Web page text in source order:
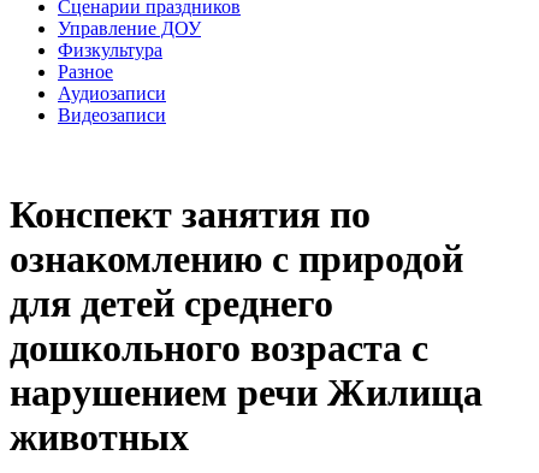
Сценарии праздников
Управление ДОУ
Физкультура
Разное
Аудиозаписи
Видеозаписи
Конспект занятия по
ознакомлению с природой
для детей среднего
дошкольного возраста с
нарушением речи Жилища
животных